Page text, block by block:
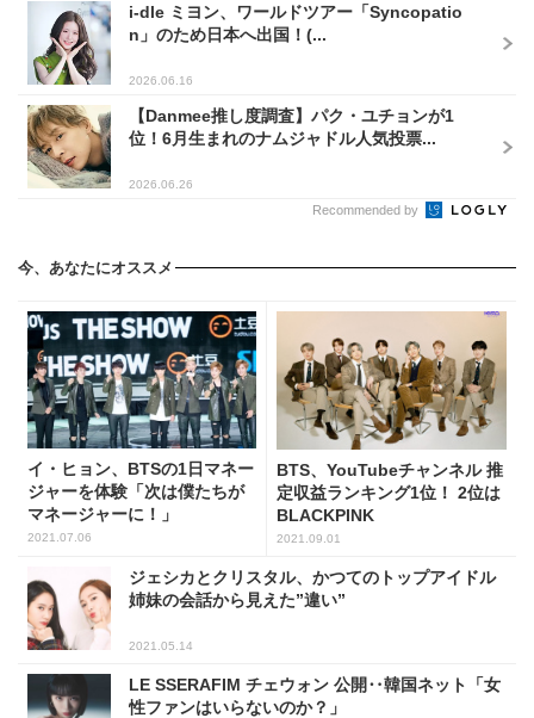
i-dle ミヨン、ワールドツアー「Syncopatio
n」のため日本へ出国！(...
2026.06.16
【Danmee推し度調査】パク・ユチョンが1
位！6月生まれのナムジャドル人気投票...
2026.06.26
Recommended by
今、あなたにオススメ
イ・ヒョン、BTSの1日マネー
ジャーを体験「次は僕たちが
マネージャーに！」
2021.07.06
BTS、YouTubeチャンネル 推
定収益ランキング1位！ 2位は
BLACKPINK
2021.09.01
ジェシカとクリスタル、かつてのトップアイドル
姉妹の会話から見えた”違い”
2021.05.14
LE SSERAFIM チェウォン 公開‥韓国ネット「女
性ファンはいらないのか？」